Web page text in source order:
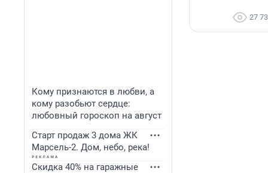
Кому признаются в любви, а
кому разобьют сердце:
любовный гороскоп на август
Старт продаж 3 дома ЖК
Марсель-2. Дом, небо, река!
Скидка 40% на гаражные
27